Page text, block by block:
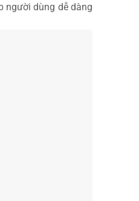
người dùng dễ dàng